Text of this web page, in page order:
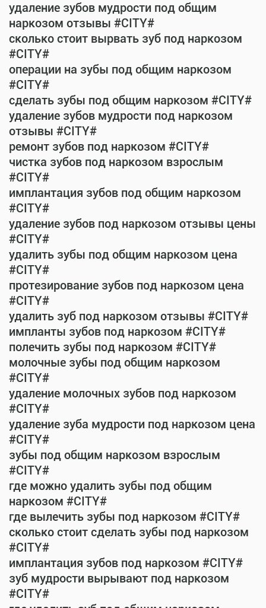
удаление зубов мудрости под общим
наркозом отзывы #CITY#
сколько стоит вырвать зуб под наркозом
#CITY#
операции на зубы под общим наркозом
#CITY#
сделать зубы под общим наркозом #CITY#
удаление зубов мудрости под наркозом
отзывы #CITY#
ремонт зубов под наркозом #CITY#
чистка зубов под наркозом взрослым
#CITY#
имплантация зубов под общим наркозом
#CITY#
удаление зубов под наркозом отзывы цены
#CITY#
удалить зубы под общим наркозом цена
#CITY#
протезирование зубов под наркозом цена
#CITY#
удалить зуб под наркозом отзывы #CITY#
импланты зубов под наркозом #CITY#
полечить зубы под наркозом #CITY#
молочные зубы под общим наркозом
#CITY#
удаление молочных зубов под наркозом
#CITY#
удаление зуба мудрости под наркозом цена
#CITY#
зубы под общим наркозом взрослым
#CITY#
где можно удалить зубы под общим
наркозом #CITY#
где вылечить зубы под наркозом #CITY#
сколько стоит сделать зубы под наркозом
#CITY#
имплантация зубов под наркозом #CITY#
зуб мудрости вырывают под наркозом
#CITY#